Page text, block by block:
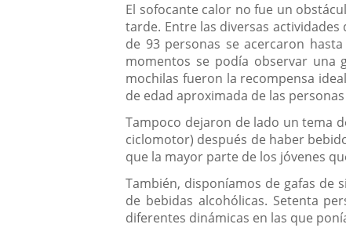
El sofocante calor no fue un
tarde. Entre las diversas
de 93 personas se acercaron
momentos se podía observar una
mochilas fueron la recompensa
de edad aproximada de las
Tampoco dejaron de lado un tema
ciclomotor) después de haber
que la mayor parte de los jóvenes
También, disponíamos de gafas
de bebidas alcohólicas. Setenta
diferentes dinámicas en las que